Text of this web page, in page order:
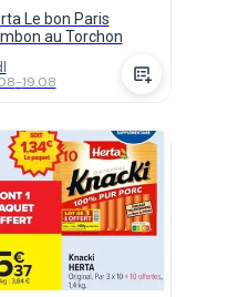
Le bon Paris
au Torchon
-19.08